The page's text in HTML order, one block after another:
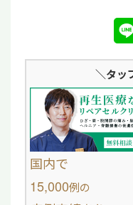
L
n
e
＼タッ
国内で
15,000例の